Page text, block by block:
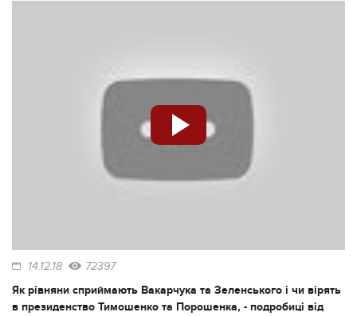
14.12.18 72397
Як рівняни сприймають Вакарчука та Зеленського і чи вірять
в президенство Тимошенко та Порошенка, - подробиці від